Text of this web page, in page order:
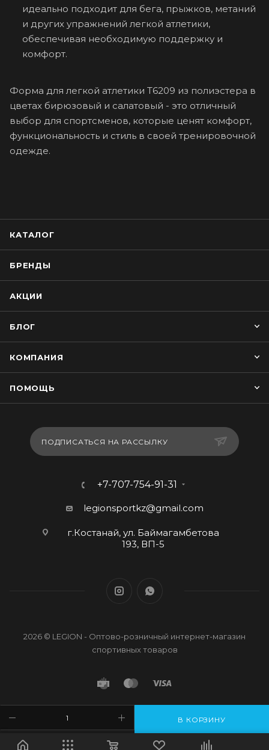
В КОРЗИНУ
идеально подходит для бега, прыжков, метаний
и других упражнений легкой атлетики,
обеспечивая необходимую поддержку и
комфорт.
Форма для легкой атлетики T6209 из полиэстера в
цветах бирюзовый и салатовый - это отличный
выбор для спортсменов, которые ценят комфорт,
функциональность и стиль в своей тренировочной
одежде.
КАТАЛОГ
БРЕНДЫ
АКЦИИ
БЛОГ
КОМПАНИЯ
ПОМОЩЬ
ПОДПИСАТЬСЯ НА РАССЫЛКУ
+7-707-754-91-31
legionsportkz@gmail.com
г.Костанай, ул. Баймагамбетова
193, ВП-5
2026 © LEGION - Оптово-розничный интернет-магазин
спортивных товаров